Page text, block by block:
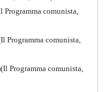
Programma comunista,
Programma comunista,
Programma comunista,